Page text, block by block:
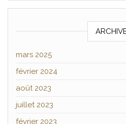
mars 2025
février 2024
août 2023
juillet 2023
février 2023